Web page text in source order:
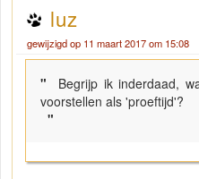
luz
gewijzigd op 11 maart 2017 om 15:08
"
Begrijp ik inderdaad,
voorstellen als 'proeftijd'?
"